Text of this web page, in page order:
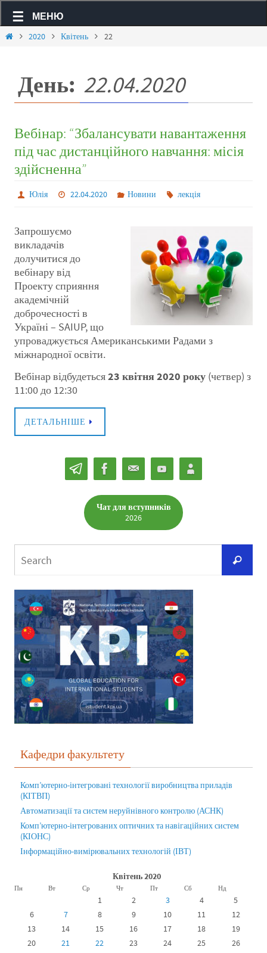
МЕНЮ
2020 Квітень 22
День: 22.04.2020
Вебінар: “Збалансувати навантаження
під час дистанційного навчання: місія
здійсненна”
Юлія 22.04.2020 Новини лекція
Запрошуємо
викладачів
долучитися до
вебінару від
Проекту сприяння
академічній
доброчесності в
Україні – SAIUP, що
упроваджується Американськими Радами з
міжнародної освіти.
Вебінар відбудеться23 квітня 2020 року (четвер) з
11:00 до 12:30
ДЕТАЛЬНІШЕ
Чат для вступників
2026
Кафедри факультету
Комп’ютерно-інтегровані технології виробництва приладів
(КІТВП)
Автоматизації та систем неруйнівного контролю (АСНК)
Комп’ютерно-інтегрованих оптичних та навігаційних систем
(КІОНС)
Інформаційно-вимірювальних технологій (ІВТ)
Квітень 2020
Пн Вт Ср Чт Пт Сб Нд
1 2 3 4
5
6
7 8 9 10 11
12
13
14 15 16 17 18
19
20
21 22 23 24 25
26